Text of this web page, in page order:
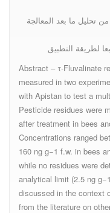
تحليل ما بعد المعالجة
Abstract – τ-Fluvalinate
measured in two
with Apistan to test a
Pesticide residues were
after treatment in bees
Concentrations ranged
160 ng g−1 f.w. in bees
while no residues were
analytical limit (2.5 ng
discussed in the context
from the literature on